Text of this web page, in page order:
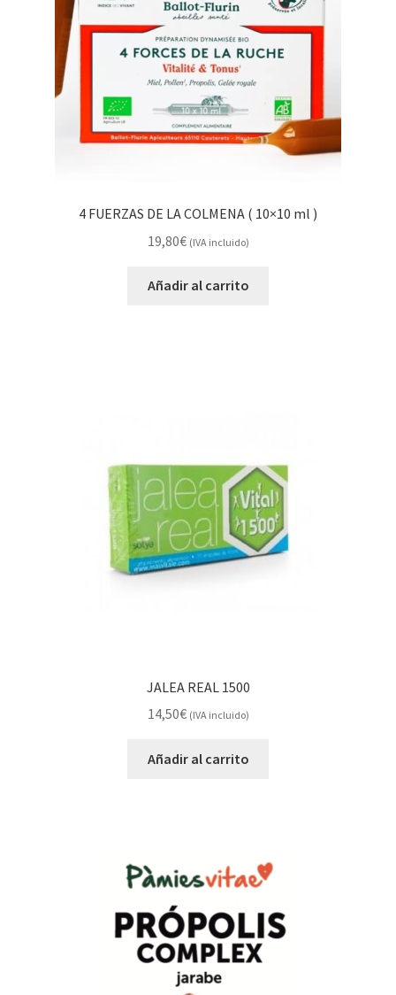
4 FUERZAS DE LA COLMENA ( 10×10 ml )
19,80€ (IVA incluido)
Añadir al carrito
JALEA REAL 1500
14,50€ (IVA incluido)
Añadir al carrito